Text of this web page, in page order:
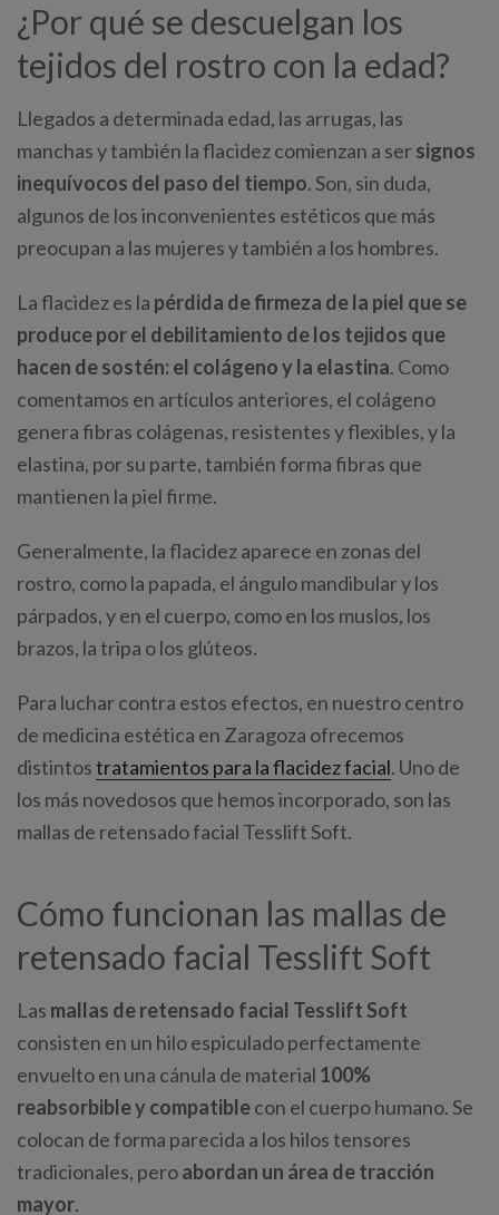
¿Por qué se descuelgan los
tejidos del rostro con la edad?
Llegados a determinada edad, las arrugas, las
manchas y también la flacidez comienzan a sersignos
inequívocos del paso del tiempo. Son, sin duda,
algunos de los inconvenientes estéticos que más
preocupan a las mujeres y también a los hombres.
La flacidez es la pérdida de firmeza de la piel que se
produce por el debilitamiento de los tejidos que
hacen de sostén: el colágeno y la elastina. Como
comentamos en artículos anteriores, el colágeno
genera fibras colágenas, resistentes y flexibles, y la
elastina, por su parte, también forma fibras que
mantienen la piel firme.
Generalmente, la flacidez aparece en zonas del
rostro, como la papada, el ángulo mandibular y los
párpados, y en el cuerpo, como en los muslos, los
brazos, la tripa o los glúteos.
Para luchar contra estos efectos, en nuestro centro
de medicina estética en Zaragoza ofrecemos
distintostratamientos para la flacidez facial. Uno de
los más novedosos que hemos incorporado, son las
mallas de retensado facial Tesslift Soft.
Cómo funcionan las mallas de
retensado facial Tesslift Soft
Las mallas de retensado facial Tesslift Soft
consisten en un hilo espiculado perfectamente
envuelto en una cánula de material 100%
reabsorbible y compatiblecon el cuerpo humano. Se
colocan de forma parecida a los hilos tensores
tradicionales, peroabordan un área de tracción
mayor.